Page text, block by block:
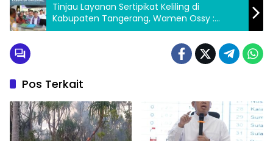
Tinjau Layanan Sertipikat Keliling di
Kabupaten Tangerang, Wamen Ossy :
Wujud Peningkatan Pelayanan Publik
Pos Terkait